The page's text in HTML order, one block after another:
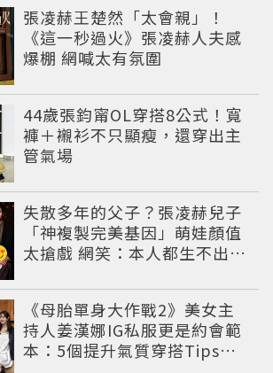
張凌赫王楚然「太會親」！
《這一秒過火》張凌赫人夫感
爆棚 網喊太有氛圍
44歲張鈞甯OL穿搭8公式！寬
褲＋襯衫不只顯瘦，還穿出主
管氣場
失散多年的父子？張凌赫兒子
「神複製完美基因」萌娃顏值
太搶戲 網笑：本人都生不出這
《母胎單身大作戰2》美女主
持人姜漢娜IG私服更是約會範
本：5個提升氣質穿搭Tips公